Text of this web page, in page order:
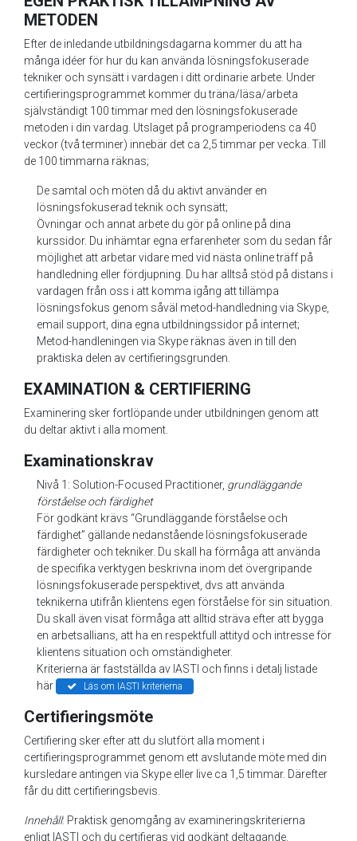
METODEN
Efter de inledande utbildningsdagarna kommer du att ha
många idéer för hur du kan använda lösningsfokuserade
tekniker och synsätt i vardagen i ditt ordinarie arbete. Under
certifieringsprogrammet kommer du träna/läsa/arbeta
självständigt 100 timmar med den lösningsfokuserade
metoden i din vardag. Utslaget på programperiodens ca 40
veckor (två terminer) innebär det ca 2,5 timmar per vecka. Till
de 100 timmarna räknas;
De samtal och möten då du aktivt använder en
lösningsfokuserad teknik och synsätt;
Övningar och annat arbete du gör på online på dina
kurssidor. Du inhämtar egna erfarenheter som du sedan får
möjlighet att arbetar vidare med vid nästa online träff på
handledning eller fördjupning. Du har alltså stöd på distans i
vardagen från oss i att komma igång att tillämpa
lösningsfokus genom såväl metod-handledning via Skype,
email support, dina egna utbildningssidor på internet;
Metod-handleningen via Skype räknas även in till den
praktiska delen av certifieringsgrunden.
EXAMINATION & CERTIFIERING
Examinering sker fortlöpande under utbildningen genom att
du deltar aktivt i alla moment.
Examinationskrav
Nivå 1: Solution-Focused Practitioner, grundläggande
förståelse och färdighet
För godkänt krävs “Grundläggande förståelse och
färdighet” gällande nedanstående lösningsfokuserade
färdigheter och tekniker. Du skall ha förmåga att använda
de specifika verktygen beskrivna inom det övergripande
lösningsfokuserade perspektivet, dvs att använda
teknikerna utifrån klientens egen förståelse för sin situation.
Du skall även visat förmåga att alltid sträva efter att bygga
en arbetsallians, att ha en respektfull attityd och intresse för
klientens situation och omständigheter.
Kriterierna är fastställda av IASTI och finns i detalj listade
här
Läs om IASTI kriterierna
Certifieringsmöte
Certifiering sker efter att du slutfört alla moment i
certifieringsprogrammet genom ett avslutande möte med din
kursledare antingen via Skype eller live ca 1,5 timmar. Därefter
får du ditt certifieringsbevis.
Innehåll: Praktisk genomgång av examineringskriterierna
enligt IASTI och du certifieras vid godkänt deltagande.